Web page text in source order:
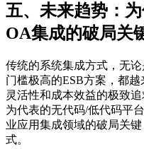
五、未来趋势：
OA集成的破局关
传统的系统集成方式，无
门槛极高的ESB方案，都越
灵活性和成本效益的极致
为代表的无代码/低代码平
业应用集成领域的破局关
式。